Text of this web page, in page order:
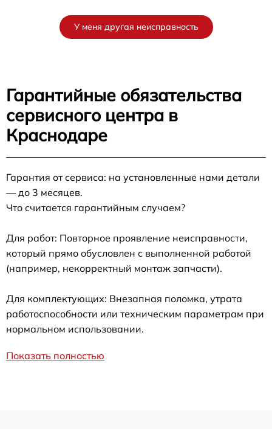
У меня другая неисправность
Гарантийные обязательства
сервисного центра в
Краснодаре
Гарантия от сервиса: на установленные нами детали
— до 3 месяцев.
Что считается гарантийным случаем?
Для работ: Повторное проявление неисправности,
который прямо обусловлен с выполненной работой
(например, некорректный монтаж запчасти).
Для комплектующих: Внезапная поломка, утрата
работоспособности или техническим параметрам при
нормальном использовании.
Показать полностью